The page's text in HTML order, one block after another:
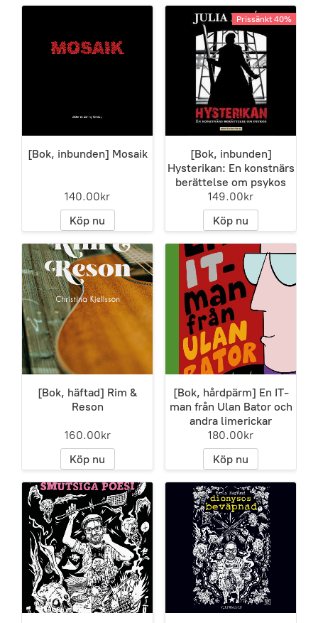
[Bok, inbunden] Mosaik
140.00kr
Köp nu
Prissänkt 40%
[Bok, inbunden]
Hysterikan: En konstnärs
berättelse om psykos
149.00kr
Köp nu
[Bok, häftad] Rim &
Reson
160.00kr
Köp nu
[Bok, hårdpärm] En IT-
man från Ulan Bator och
andra limerickar
180.00kr
Köp nu